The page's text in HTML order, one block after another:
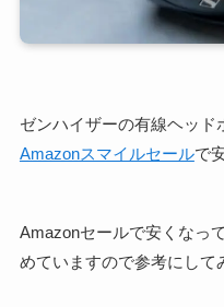
ゼンハイザーの有線ヘッド
Amazonスマイルセールで
Amazonセールで安くなっ
めていますので参考にして